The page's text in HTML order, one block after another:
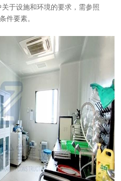
关于设施和环境的要求，需参照
件要素。